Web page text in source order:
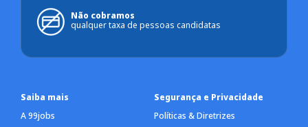
Saiba mais
A 99jobs
Segurança e Privacidade
Políticas & Diretrizes
Não cobramos
qualquer taxa de pessoas candidatas